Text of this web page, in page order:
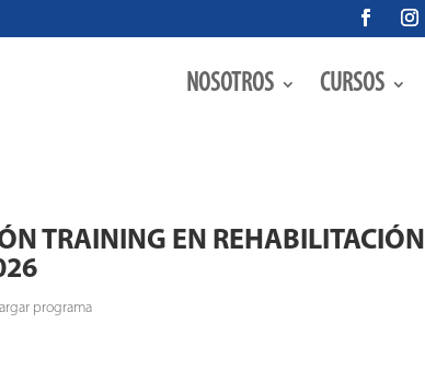
NOSOTROS CURSOS
TRAINING EN REHABILITACIÓN
programa